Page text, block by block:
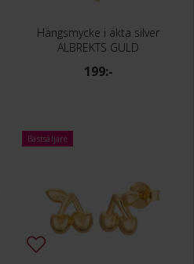
Hängsmycke i äkta silver
ALBREKTS GULD
199:-
Bästsäljare